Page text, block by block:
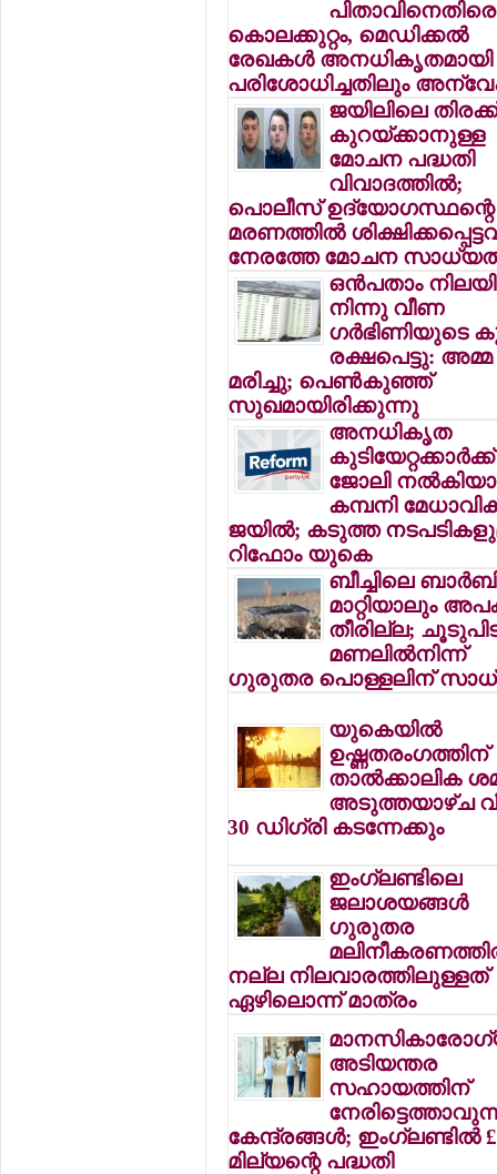
പിതാവിനെതിരെ
കൊലക്കുറ്റം, മെഡിക്കല്‍
രേഖകള്‍ അനധികൃതമായി
പരിശോധിച്ചതിലും
ജയിലിലെ
കുറയ്ക്കാനുള്ള
മോചന പദ്ധതി
വിവാദത്തില്‍;
പൊലീസ് ഉദ്യോഗസ്ഥന്റെ
മരണത്തില്‍
നേരത്തേ മോചന
ഒന്‍പതാം
നിന്നു വീണ
ഗര്‍ഭിണിയുടെ
രക്ഷപെട്ടു: അമ്മ
മരിച്ചു; പെണ്‍കുഞ്ഞ്
സുഖമായിരിക്കുന്നു
അനധികൃത
കുടിയേറ്റക്കാര്‍ക്ക്
ജോലി
കമ്പനി
ജയില്‍; കടുത്ത
റിഫോം യുകെ
ബീച്ചിലെ
മാറ്റിയാലും
തീരില്ല;
മണലില്‍നിന്ന്
ഗുരുതര പൊള്ളലിന്
യുകെയില്‍
ഉഷ്ണതരംഗത്തിന്
താല്‍ക്കാലിക
അടുത്തയാഴ്ച
30 ഡിഗ്രി കടന്നേക്കും
ഇംഗ്ലണ്ടിലെ
ജലാശയങ്ങള്‍
ഗുരുതര
നല്ല നിലവാരത്തിലുള്ളത്
ഏഴിലൊന്ന് മാത്രം
അടിയന്തര
സഹായത്തിന്
കേന്ദ്രങ്ങള്‍; ഇംഗ്ലണ്ടില്‍
മില്യന്റെ പദ്ധതി